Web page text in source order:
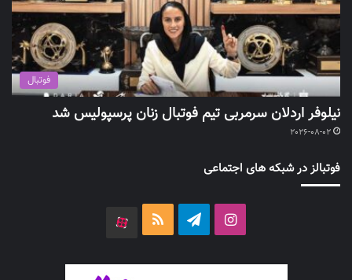
فوتبال
نیلوفر اردلان سرمربی تیم فوتبال زنان پرسپولیس شد
2026-08-02
فوتبالز در شبکه های اجتماعی
اینستاگرامتلگرام خوراک